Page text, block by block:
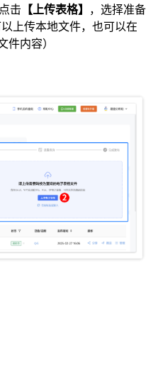
击 【上传表格】
，选择准备
上传本地文件，也可以在
件内容）